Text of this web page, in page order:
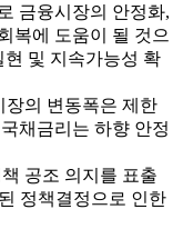
금융시장의 안정화,
복에 도움이 될 것으
및 지속가능성 확
장의 변동폭은 제한
채금리는 하향 안정
공조 의지를 표출
정책결정으로 인한